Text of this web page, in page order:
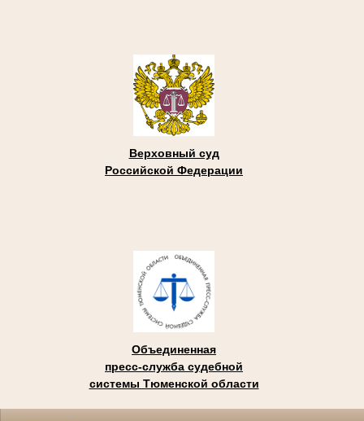
Верховный суд
Российской Федерации
Объединенная
пресс-служба судебной
системы Тюменской области